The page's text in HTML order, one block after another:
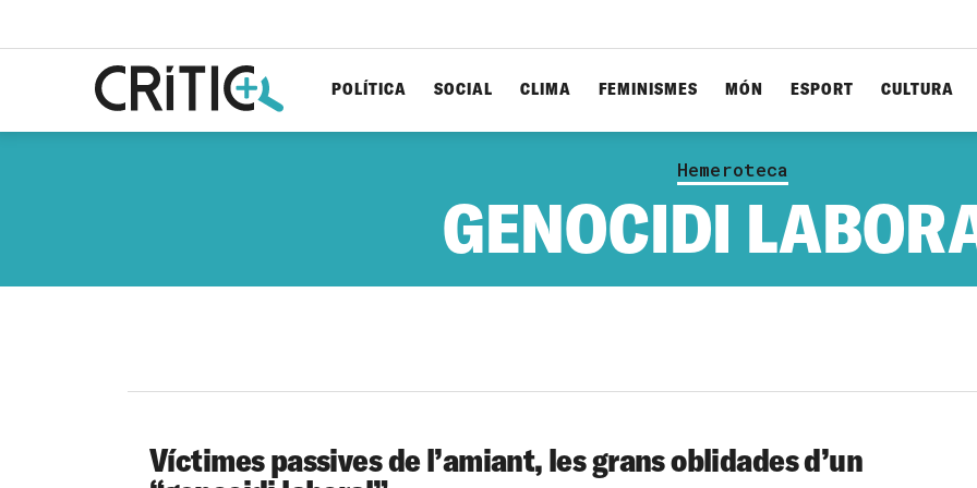
POLÍTICA SOCIAL CLIMA FEMINISMES MÓN ESPORT CULTURA
Hemeroteca
GENOCIDI
Víctimes passives de l’amiant, les grans oblidades d’un